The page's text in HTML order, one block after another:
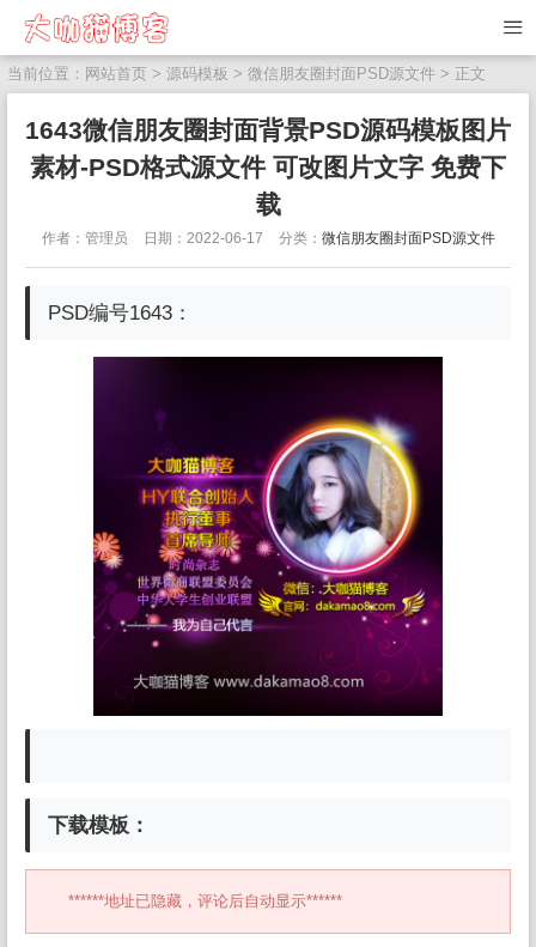
当前位置： 网站首页 > 源码模板 > 微信朋友圈封面PSD源文件 > 正文
1643微信朋友圈封面背景PSD源码模板图片
素材-PSD格式源文件 可改图片文字 免费下
载
作者：管理员 日期：2022-06-17 分类： 微信朋友圈封面PSD源文件
PSD编号1643：
下载模板：
******地址已隐藏，评论后自动显示******